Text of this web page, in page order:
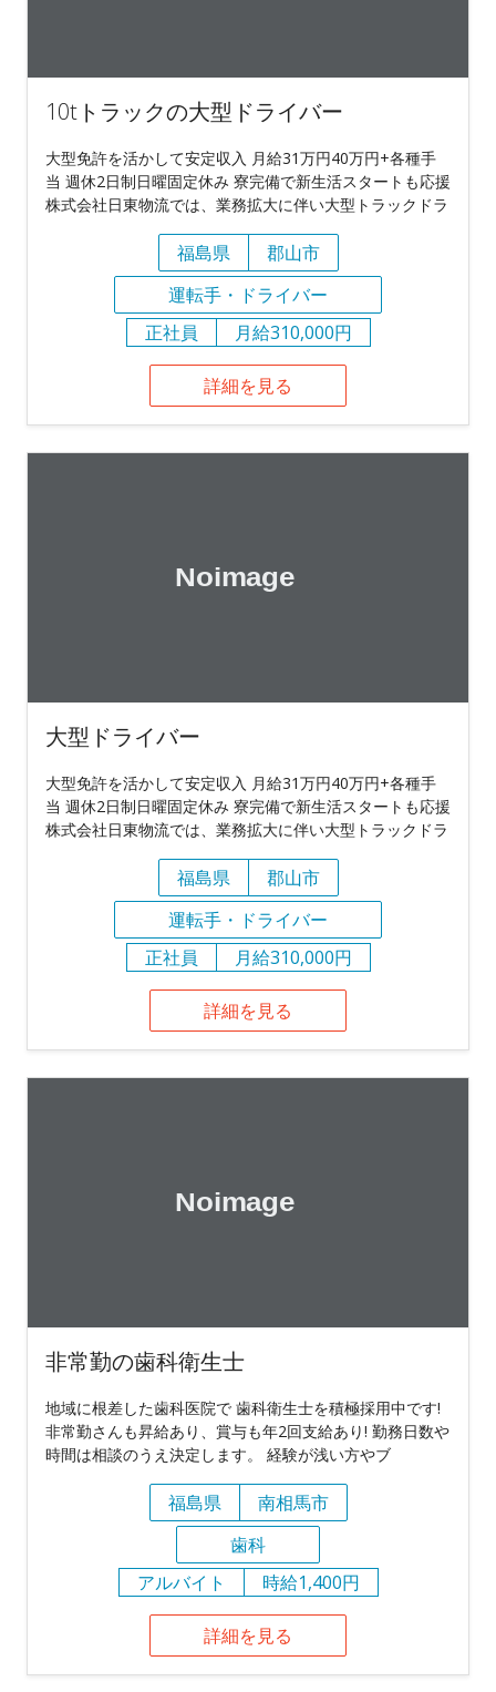
10tトラックの大型ドライバー
大型免許を活かして安定収入 月給31万円40万円+各種手
当 週休2日制日曜固定休み 寮完備で新生活スタートも応援
株式会社日東物流では、業務拡大に伴い大型トラックドラ
福島県
郡山市
運転手・ドライバー
正社員
月給310,000円
詳細を見る
大型ドライバー
大型免許を活かして安定収入 月給31万円40万円+各種手
当 週休2日制日曜固定休み 寮完備で新生活スタートも応援
株式会社日東物流では、業務拡大に伴い大型トラックドラ
福島県
郡山市
運転手・ドライバー
正社員
月給310,000円
詳細を見る
非常勤の歯科衛生士
地域に根差した歯科医院で 歯科衛生士を積極採用中です!
非常勤さんも昇給あり、賞与も年2回支給あり! 勤務日数や
時間は相談のうえ決定します。 経験が浅い方やブ
福島県
南相馬市
歯科
アルバイト
時給1,400円
詳細を見る